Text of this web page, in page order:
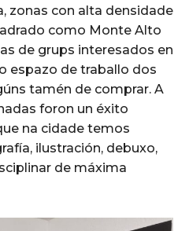
zonas con alta densidade
como Monte Alto
de grups interesados en
espazo de traballo dos
tamén de comprar. A
foron un éxito
na cidade temos
ilustración, debuxo,
de máxima